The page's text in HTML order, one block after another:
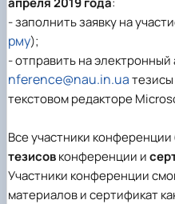
- заполнить заявку на
рму);
- отправить на
nference@nau.in.ua
текстовом редакторе
Все участники
тезисовконференции и
Участники конференции
материалов и сертификат